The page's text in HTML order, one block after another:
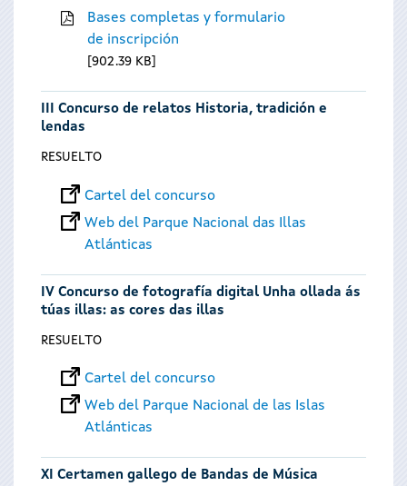
Bases completas y formulario
de inscripción
902.39 KB
III Concurso de relatos Historia, tradición e
lendas
RESUELTO
Cartel del concurso
Web del Parque Nacional das Illas
Atlánticas
IV Concurso de fotografía digital Unha ollada ás
túas illas: as cores das illas
RESUELTO
Cartel del concurso
Web del Parque Nacional de las Islas
Atlánticas
XI Certamen gallego de Bandas de Música